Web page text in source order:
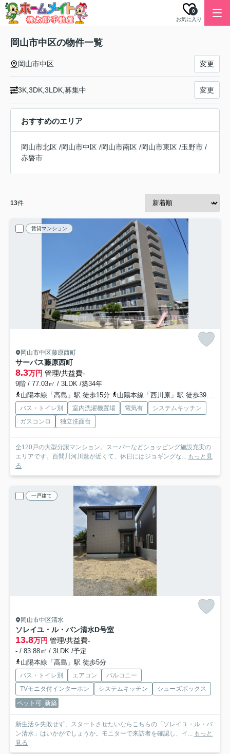
お気に入り
0
岡山市中区の物件一覧
岡山市中区 変更
3K,3DK,3LDK,募集中 変更
おすすめのエリア
岡山市北区 /岡山市中区 /岡山市南区 /岡山市東区 /玉野市 /
赤磐市
13件
賃貸マンション
岡山市中区藤原西町
サーパス藤原西町
8.3万円 管理/共益費-
9階 / 77.03㎡ / 3LDK /築34年
山陽本線「高島」駅 徒歩15分
山陽本線「西川原」駅 徒歩39分
バス・トイレ別 室内洗濯機置場 電気有
システムキッチン
ガスコンロ
独立洗面台
全120戸の大型分譲マンション。スーパーなどショッピング施設充実の
エリアです。百間川河川敷が近くて、休日にはジョギングな... もっと見
る
一戸建て
岡山市中区清水
ソレイユ・ル・バン清水D号室
13.8万円 管理/共益費-
- / 83.88㎡ / 3LDK /予定
山陽本線「高島」駅 徒歩5分
バス・トイレ別 エアコン
バルコニー
TVモニタ付インターホン
システムキッチン
シューズボックス
ペット可 新築
新生活を失敗せず、スタートさせたいならこちらの「ソレイユ・ル・バ
ン清水」はいかがでしょうか。モニターで来訪者を確認し、イ... もっと
見る